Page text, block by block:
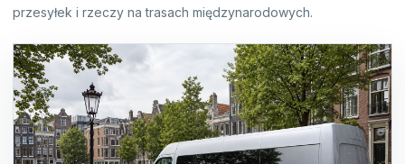
przesyłek i rzeczy na trasach międzynarodowych.